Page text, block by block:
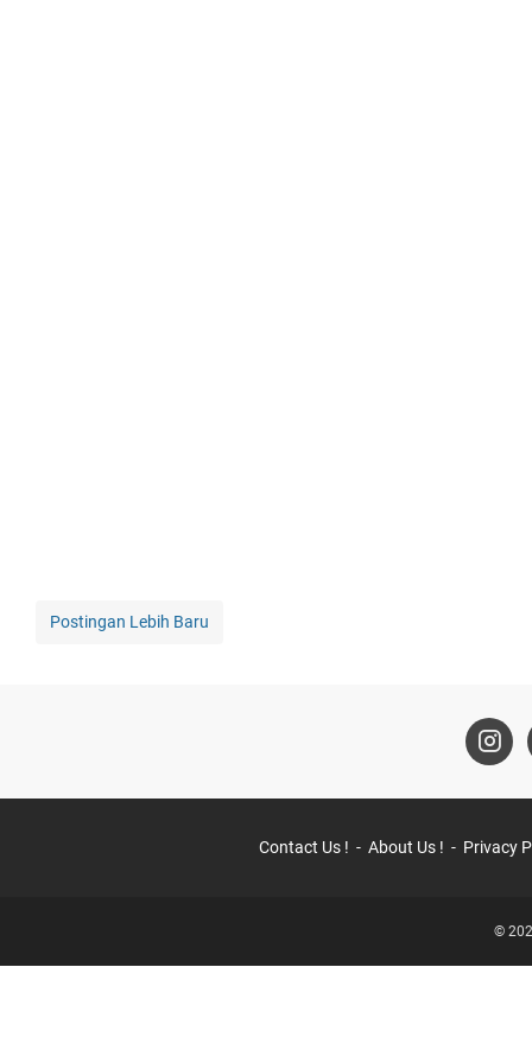
Postingan Lebih Baru
Contact Us ! About Us ! Privacy
©